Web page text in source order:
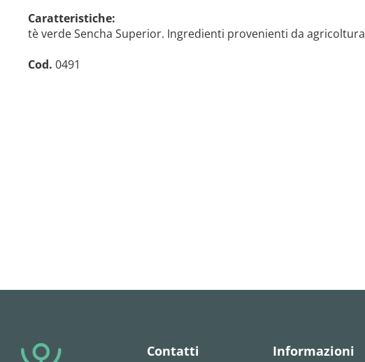
Caratteristiche:
tè verde Sencha Superior. Ingredienti provenienti da
Cod. 0491
Contatti Informazioni